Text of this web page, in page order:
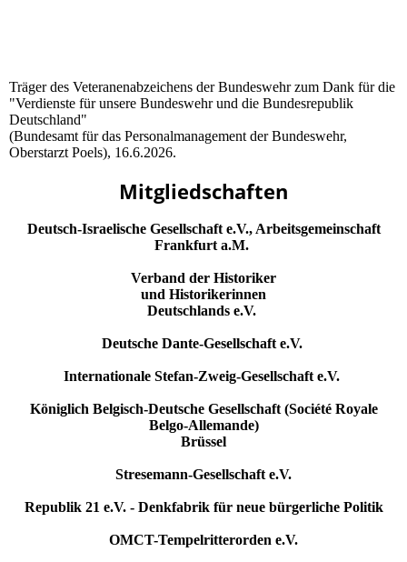
Träger des Veteranenabzeichens der Bundeswehr zum Dank für die
"Verdienste für unsere Bundeswehr und die Bundesrepublik
Deutschland"
(Bundesamt für das Personalmanagement der Bundeswehr,
Oberstarzt Poels), 16.6.2026.
Mitgliedschaften
Deutsch-Israelische Gesellschaft e.V., Arbeitsgemeinschaft
Frankfurt a.M.
Verband der Historiker
und Historikerinnen
Deutschlands e.V.
Deutsche Dante-Gesellschaft e.V.
Internationale Stefan-Zweig-Gesellschaft e.V.
Königlich Belgisch-Deutsche Gesellschaft (Société Royale
Belgo-Allemande)
Brüssel
Stresemann-Gesellschaft e.V.
Republik 21 e.V. - Denkfabrik für neue bürgerliche Politik
OMCT-Tempelritterorden e.V.